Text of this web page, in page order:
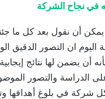
في نجاح الشركة
يمكن أن نقول بعد كل ما
اليوم ان التصور الدقيق
أن يضمن لها نتائج
الدراسة والتصور
شركة في بلوغ أهدافها